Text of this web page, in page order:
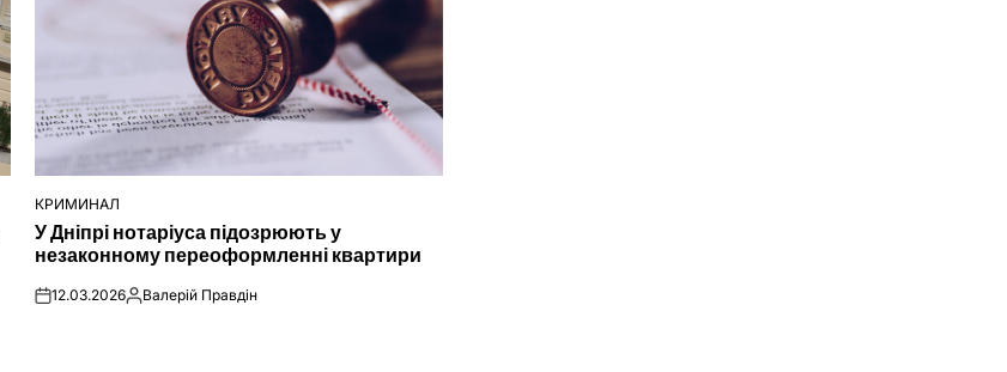
ОПУБЛІКУВАТИ
У
КРИМИНАЛ
У Дніпрі нотаріуса підозрюють у
незаконному переоформленні квартири
on12.03.2026Опубліковано
Валерій Правдін